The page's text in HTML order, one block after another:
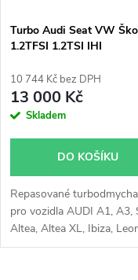
p
r
o
u
k
s
p
r
o
d
u
k
Turbo Audi Seat VW
1.2TFSI 1.2TSI IHI
10 744 Kč bez DPH
13 000 Kč
Skladem
DO KOŠÍKU
Repasované
pro vozidla AUDI A1, A3,
Altea, Altea XL, Ibiza,
Toledo, VW Beetle,